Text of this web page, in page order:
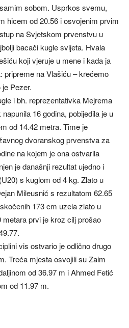
sobom. Usprkos svemu,
hicem od 20.56 i osvojenim prvim
na Svjetskom prvenstvu u
bacači kugle svijeta. Hvala
koji vjeruje u mene i kada ja
pripreme na Vlašiću – krećemo
Pezer.
i bh. reprezentativka Mejrema
16 godina, pobijedila je u
od 14.42 metra. Time je
dvoranskog prvenstva za
na kojem je ona ostvarila
je današnji rezultat ujedno i
s kuglom od 4 kg. Zlato u
Mileusnić s rezultatom 62.65
173 cm uzela zlato u
prvi je kroz cilj prošao
vis ostvario je odlično drugo
Treća mjesta osvojili su Zaim
od 36.97 m i Ahmed Fetić
od 11.97 m.